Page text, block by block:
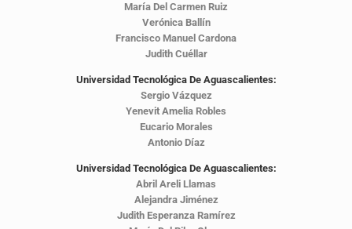
María Del Carmen Ruiz
Verónica Ballín
Francisco Manuel Cardona
Judith Cuéllar
Universidad Tecnológica De Aguascalientes:
Sergio Vázquez
Yenevit Amelia Robles
Eucario Morales
Antonio Díaz
Universidad Tecnológica De Aguascalientes:
Abril Areli Llamas
Alejandra Jiménez
Judith Esperanza Ramírez